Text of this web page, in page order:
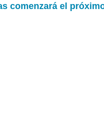
comenzará el